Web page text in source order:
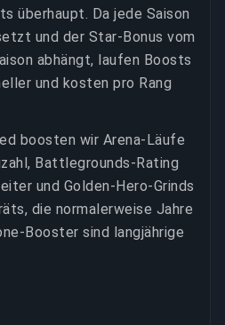
überhaupt. Da jede Saison
und der Star-Bonus vom
abhängt, laufen Boosts
und kosten pro Rang
boosten wir Arena-Läufe
Battlegrounds-Rating
und Golden-Hero-Grinds
die normalerweise Jahre
Booster sind langjährige